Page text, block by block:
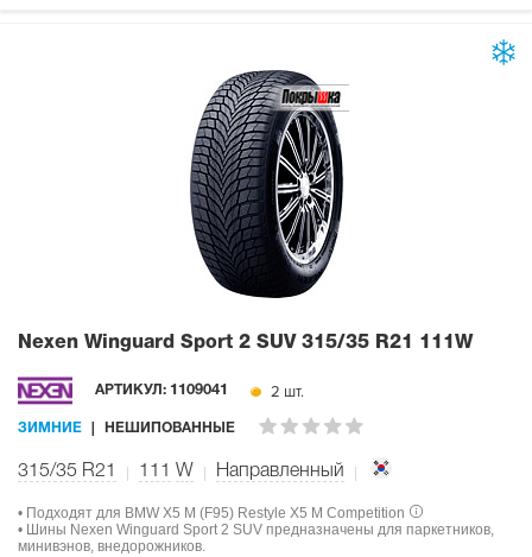
Nexen Winguard Sport 2 SUV 315/35 R21 111W
АРТИКУЛ: 1109041 2 шт.
ЗИМНИЕ НЕШИПОВАННЫЕ
315/35 R21 111 W Направленный
• Подходят для BMW X5 M (F95) Restyle X5 M Competition
• Шины Nexen Winguard Sport 2 SUV предназначены для паркетников,
минивэнов, внедорожников.